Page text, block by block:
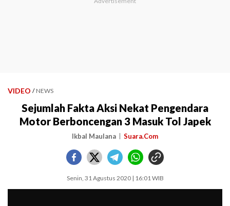
VIDEO / NEWS
Sejumlah Fakta Aksi Nekat Pengendara
Motor Berboncengan 3 Masuk Tol Japek
Ikbal Maulana Suara.Com
Senin, 31 Agustus 2020 | 16:01 WIB